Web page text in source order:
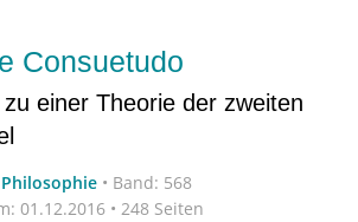
Consuetudo
einer Theorie der zweiten
• Band: 568
01.12.2016 • 248 Seiten